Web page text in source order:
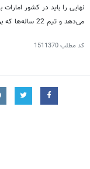
نهایی را باید در کشور امارات
می‌دهد و تیم 22 ساله‌ها که برای 2013 آماده می‌شوند، مطرح کند.
کد مطلب1511370